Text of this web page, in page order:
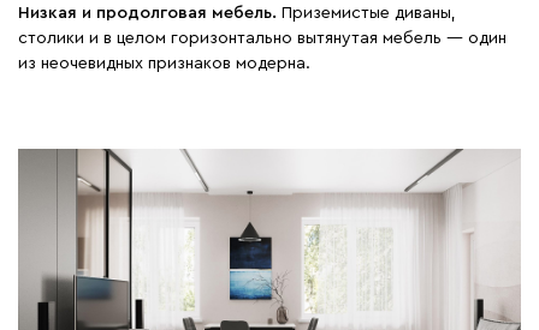
Низкая и продолговая мебель. Приземистые диваны,
столики и в целом горизонтально вытянутая мебель — один
из неочевидных признаков модерна.